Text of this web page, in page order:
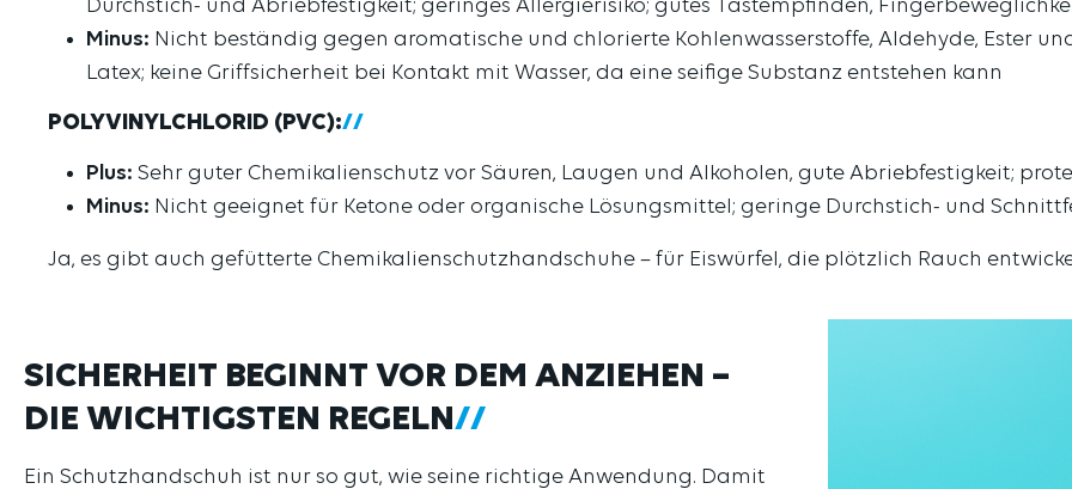
Durchstich- und Abriebfestigkeit; geringes Allergierisiko; gutes Tastempfinden,
Minus: Nicht beständig gegen aromatische und chlorierte Kohlenwasserstoffe, Aldehyde, Ester
Latex; keine Griffsicherheit bei Kontakt mit Wasser, da eine seifige Substanz entstehen kann
POLYVINYLCHLORID (PVC):
Plus: Sehr guter Chemikalienschutz vor Säuren, Laugen und Alkoholen, gute Abriebfestigkeit;
Minus: Nicht geeignet für Ketone oder organische Lösungsmittel; geringe Durchstich- und
Ja, es gibt auch gefütterte Chemikalienschutzhandschuhe – für Eiswürfel, die plötzlich Rauch
SICHERHEIT BEGINNT VOR DEM ANZIEHEN –
DIE WICHTIGSTEN REGELN
Ein Schutzhandschuh ist nur so gut, wie seine richtige Anwendung. Damit